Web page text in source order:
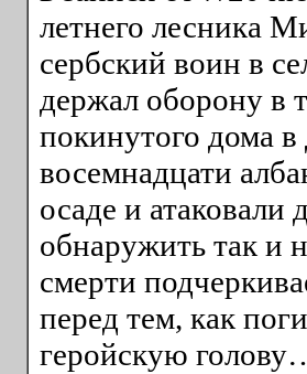
летнего лесника
сербский воин в
держал оборону в
покинутого дома
восемнадцати
осаде и
обнаружить так и
смерти
перед тем, как
геройскую